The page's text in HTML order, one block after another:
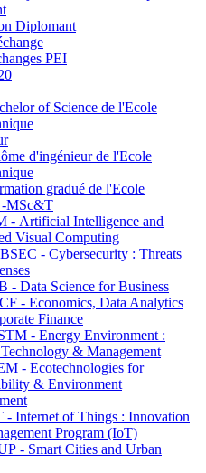
Diplomant
PEI
of Science de l'Ecole
d'ingénieur de l'Ecole
gradué de l'Ecole
-MSc&T
- Artificial Intelligence and
Visual Computing
- Cybersecurity : Threats
- Data Science for Business
- Economics, Data Analytics
Finance
- Energy Environment :
& Management
- Ecotechnologies for
& Environment
- Internet of Things : Innovation
Program (IoT)
- Smart Cities and Urban